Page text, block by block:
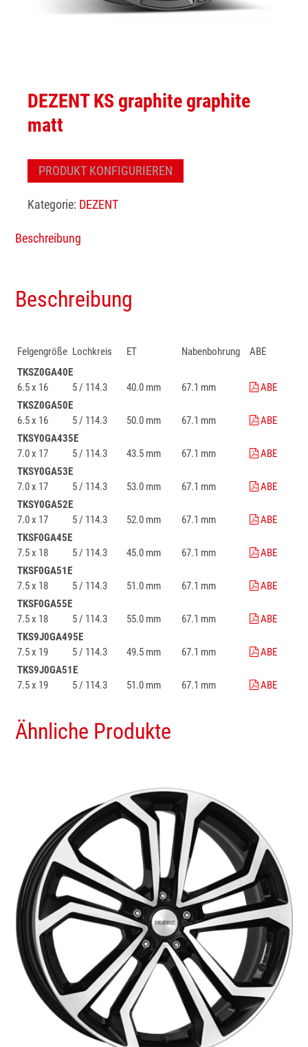
DEZENT KS graphite graphite
matt
PRODUKT KONFIGURIEREN
Kategorie: DEZENT
Beschreibung
Beschreibung
Felgengröße Lochkreis ET Nabenbohrung
ABE
TKSZ0GA40E
6.5 x 16
5 / 114.3 40.0 mm 67.1 mm
ABE
TKSZ0GA50E
6.5 x 16
5 / 114.3 50.0 mm 67.1 mm
ABE
TKSY0GA435E
7.0 x 17
5 / 114.3 43.5 mm 67.1 mm
ABE
TKSY0GA53E
7.0 x 17
5 / 114.3 53.0 mm 67.1 mm
ABE
TKSY0GA52E
7.0 x 17
5 / 114.3 52.0 mm 67.1 mm
ABE
TKSF0GA45E
7.5 x 18
5 / 114.3 45.0 mm 67.1 mm
ABE
TKSF0GA51E
7.5 x 18
5 / 114.3 51.0 mm 67.1 mm
ABE
TKSF0GA55E
7.5 x 18
5 / 114.3 55.0 mm 67.1 mm
ABE
TKS9J0GA495E
7.5 x 19
5 / 114.3 49.5 mm 67.1 mm
ABE
TKS9J0GA51E
7.5 x 19
5 / 114.3 51.0 mm 67.1 mm ABE
Ähnliche Produkte